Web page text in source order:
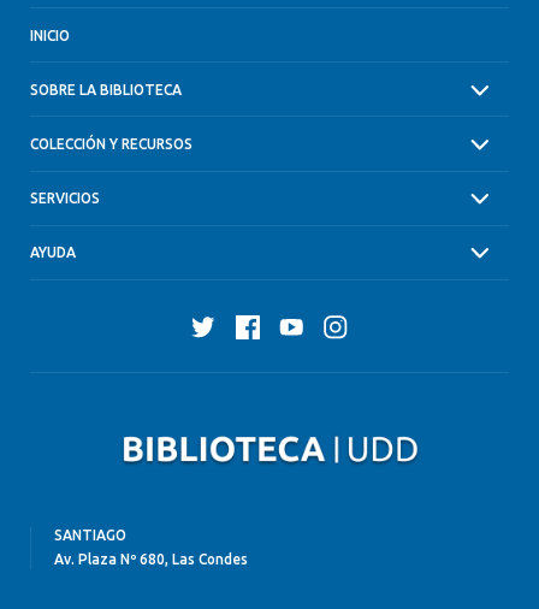
INICIO
SOBRE LA BIBLIOTECA
COLECCIÓN Y RECURSOS
SERVICIOS
AYUDA
Twitter FacebookYouTubeInstagram
SANTIAGO
Av. Plaza Nº 680, Las Condes